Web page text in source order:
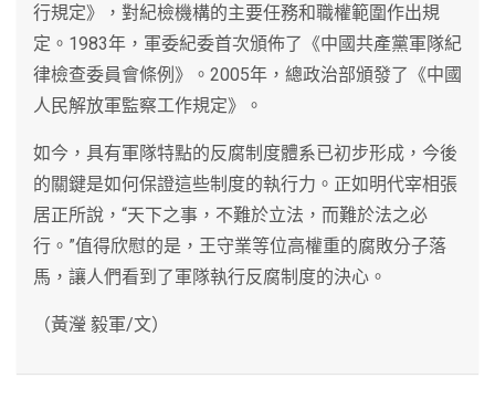
行規定》，對紀檢機構的主要任務和職權範圍作出規
定。1983年，軍委紀委首次頒佈了《中國共產黨軍隊紀
律檢查委員會條例》。2005年，總政治部頒發了《中國
人民解放軍監察工作規定》。
如今，具有軍隊特點的反腐制度體系已初步形成，今後
的關鍵是如何保證這些制度的執行力。正如明代宰相張
居正所說，“天下之事，不難於立法，而難於法之必
行。”值得欣慰的是，王守業等位高權重的腐敗分子落
馬，讓人們看到了軍隊執行反腐制度的決心。
（黃瀅 毅軍/文）